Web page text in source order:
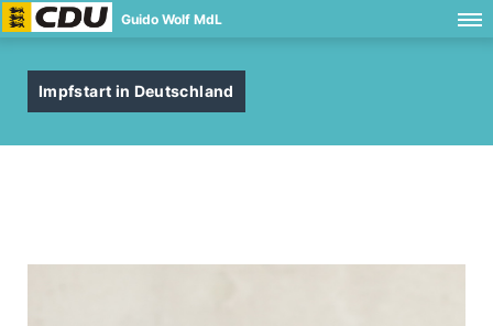
Guido Wolf MdL
Impfstart in Deutschland